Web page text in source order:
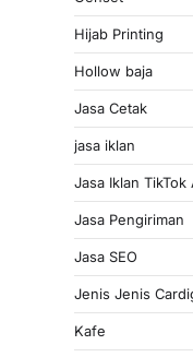
Hijab Printing
Hollow baja
Jasa Cetak
jasa iklan
Jasa Iklan TikTok
Jasa Pengiriman
Jasa SEO
Jenis Jenis
Kafe